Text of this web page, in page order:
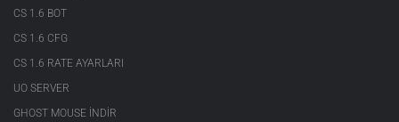
CS 1.6 BOT
CS 1.6 CFG
CS 1.6 RATE AYARLARI
UO SERVER
GHOST MOUSE INDIR